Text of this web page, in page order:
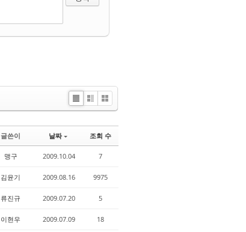
Li
Zi
e
G
le
r
글쓴이 날짜 조회 수
맹구 2009.10.04 7
김윤기 2009.08.16 9975
류진규 2009.07.20 5
이현우 2009.07.09 18